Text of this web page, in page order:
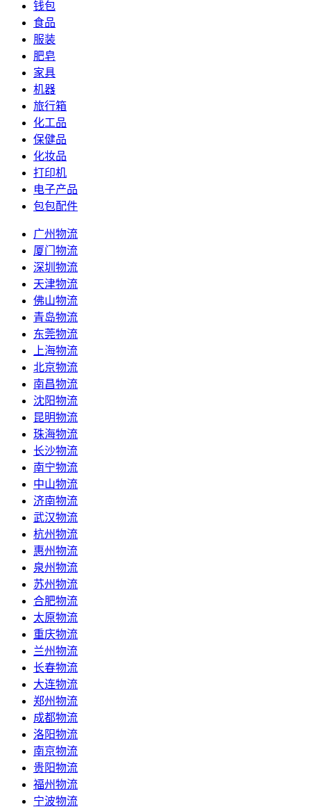
钱包
食品
服装
肥皂
家具
机器
旅行箱
化工品
保健品
化妆品
打印机
电子产品
包包配件
广州物流
厦门物流
深圳物流
天津物流
佛山物流
青岛物流
东莞物流
上海物流
北京物流
南昌物流
沈阳物流
昆明物流
珠海物流
长沙物流
南宁物流
中山物流
济南物流
武汉物流
杭州物流
惠州物流
泉州物流
苏州物流
合肥物流
太原物流
重庆物流
兰州物流
长春物流
大连物流
郑州物流
成都物流
洛阳物流
南京物流
贵阳物流
福州物流
宁波物流